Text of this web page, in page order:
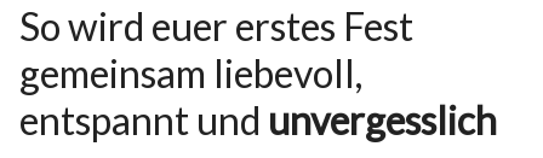
So wird euer erstes Fest
gemeinsam liebevoll,
entspannt und unvergesslich